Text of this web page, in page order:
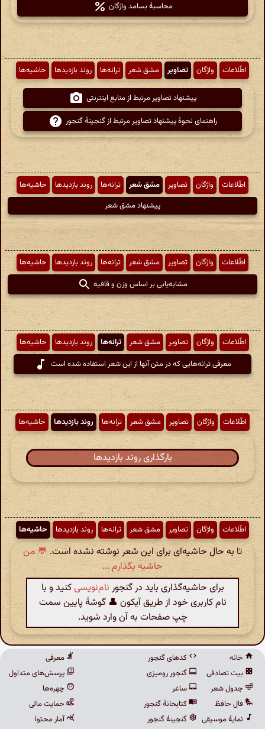
محاسبهٔ بسامد واژگان
اطّلاعات واژگان تصاویر مشق شعر ترانه‌ها روند بازدیدها حاشیه‌ها
پیشنهاد تصاویر مرتبط از منابع اینترنتی
راهنمای نحوهٔ پیشنهاد تصاویر مرتبط از گنجینهٔ گنجور
اطّلاعات واژگان تصاویر مشق شعر ترانه‌ها روند بازدیدها
حاشیه‌ها
پیشنهاد مشق شعر
اطّلاعات واژگان تصاویر مشق شعر ترانه‌ها روند بازدیدها
حاشیه‌ها
مشابه‌یابی بر اساس وزن و قافیه
اطّلاعات واژگان تصاویر مشق شعر ترانه‌ها روند بازدیدها
حاشیه‌ها
معرفی ترانه‌هایی که در متن آنها از این شعر استفاده شده است
اطّلاعات واژگان تصاویر مشق شعر ترانه‌ها روند بازدیدها حاشیه‌ها
بارگذاری روند بازدیدها
اطّلاعات واژگان تصاویر مشق شعر ترانه‌ها روند بازدیدها حاشیه‌ها
تا به حال حاشیه‌ای برای این شعر نوشته نشده است. 💬 من
حاشیه بگذارم ...
برای حاشیه‌گذاری باید در گنجور نام‌نویسیکنید و با
نام کاربری خود از طریق آیکون 👤 گوشهٔ پایین سمت
چپ صفحات به آن وارد شوید.
خانه
بیت تصادفی
جدول شعر
فال حافظ
نمایهٔ موسیقی
کدهای گنجور
گنجور رومیزی
ساغر
کتابخانهٔ گنجور
گنجینهٔ گنجور
معرفی
پرسش‌های متداول
چهره‌ها
حمایت مالی
آمار محتوا